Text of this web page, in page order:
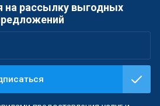
на рассылку выгодных